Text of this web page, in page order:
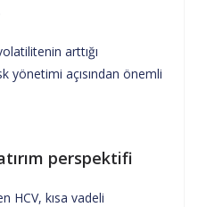
arttığı
yönetimi açısından önemli
perspektifi
HCV, kısa vadeli